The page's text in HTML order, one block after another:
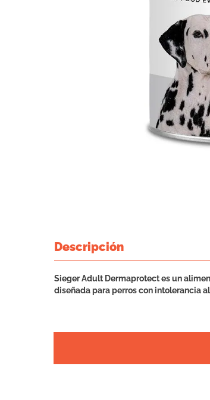
Descripción
Sieger Adult Dermaprotect es un
diseñada para perros con intolerancia